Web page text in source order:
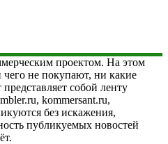
проектом. На этом
не покупают, ни какие
собой ленту
kommersant.ru,
без искажения,
публикуемых новостей